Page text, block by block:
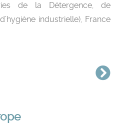
de la Détergence, de
industrielle), France